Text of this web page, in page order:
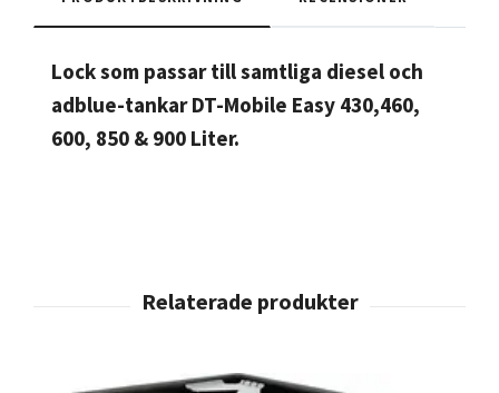
Lock som passar till samtliga diesel och
adblue-tankar DT-Mobile Easy 430,460,
600, 850 & 900 Liter.